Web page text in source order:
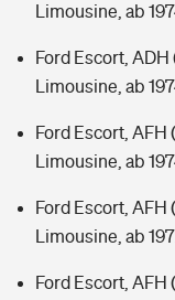
Limousine, ab
Ford Escort, ADH
Limousine, ab
Ford Escort, AFH
Limousine, ab
Ford Escort, AFH
Limousine, ab
Ford Escort, AFH